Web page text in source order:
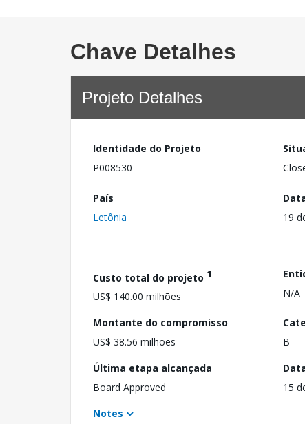
Chave Detalhes
Projeto Detalhes
Identidade do Projeto
P008530
País
Letônia
19
Custo total do projeto 1
US$ 140.00 milhões
N/A
Montante do compromisso
US$ 38.56 milhões
B
Última etapa alcançada
Board Approved
15
Notes